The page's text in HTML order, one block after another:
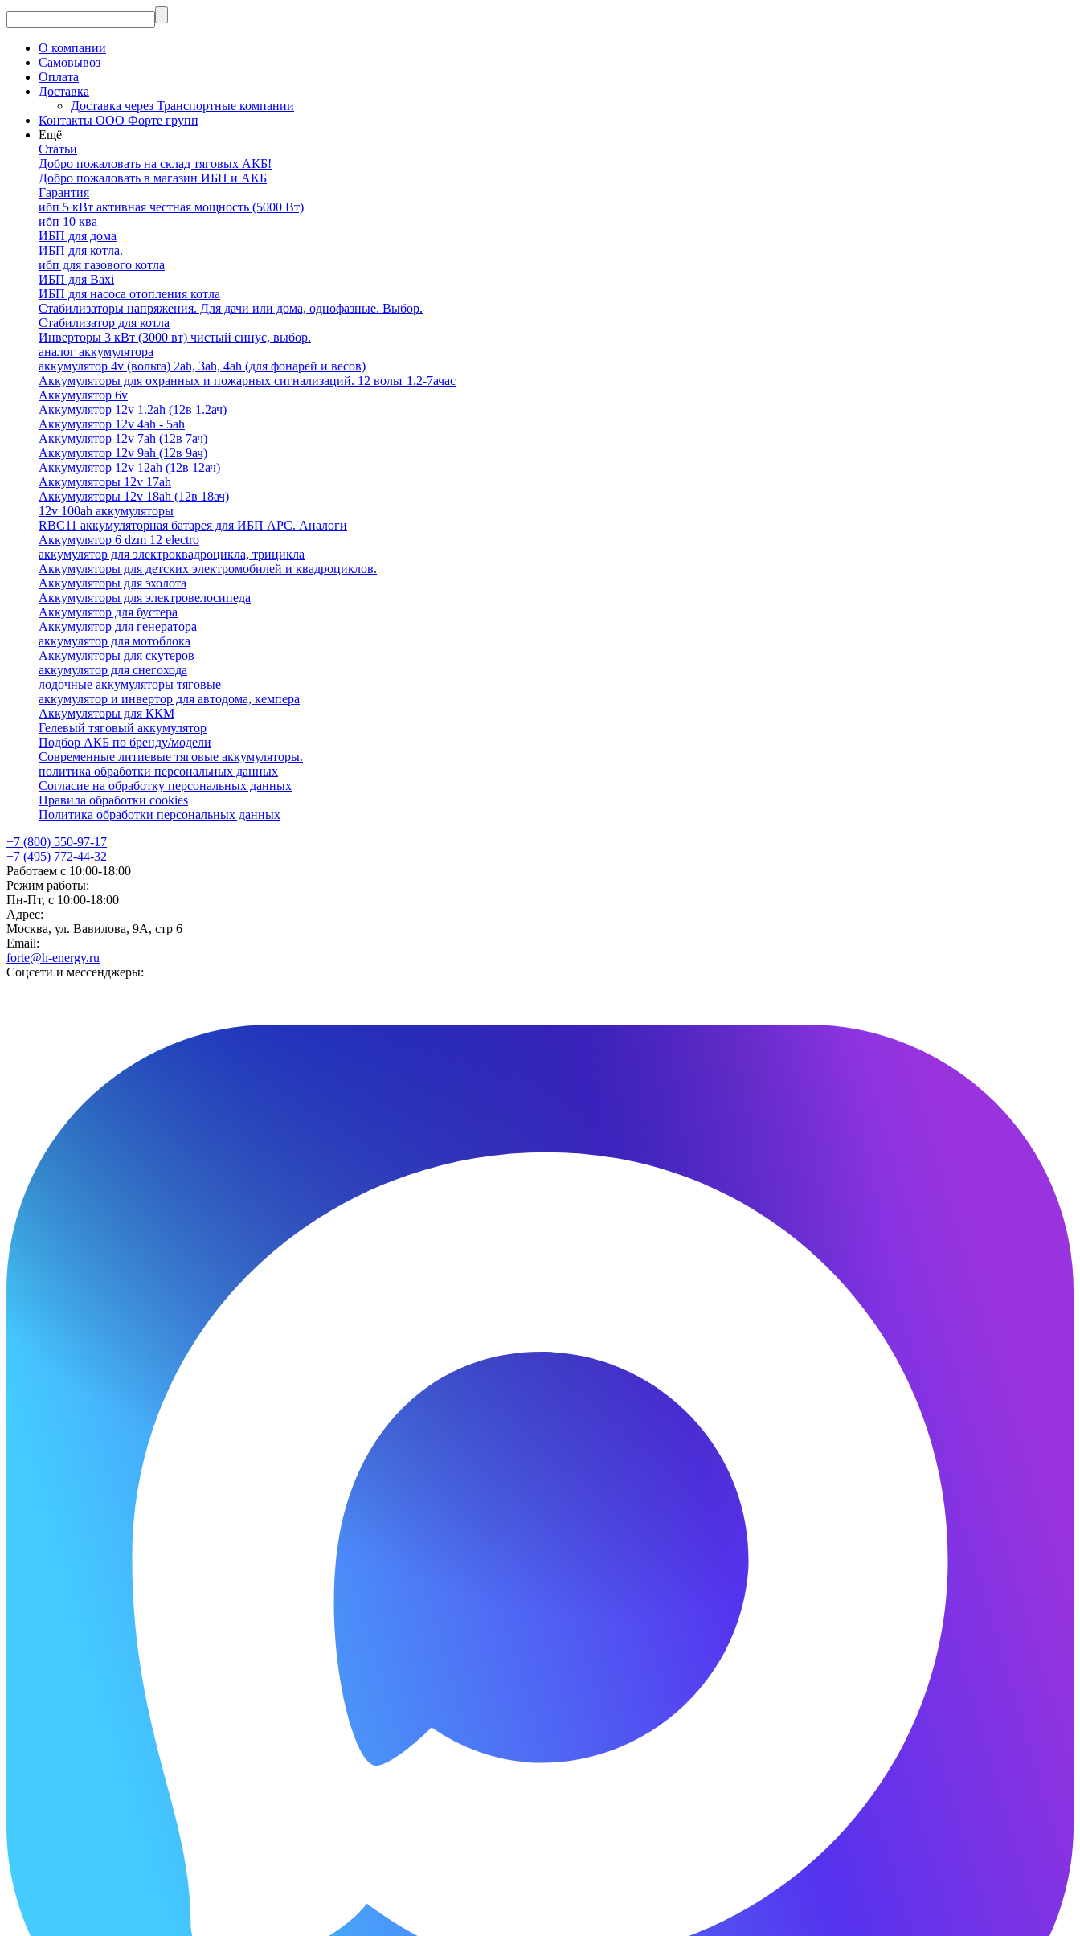
О компании
Самовывоз
Оплата
Доставка
Доставка через Транспортные компании
Контакты ООО Форте групп
Ещё
Статьи
Добро пожаловать на склад тяговых АКБ!
Добро пожаловать в магазин ИБП и АКБ
Гарантия
ибп 5 кВт активная честная мощность (5000 Вт)
ибп 10 ква
ИБП для дома
ИБП для котла.
ибп для газового котла
ИБП для Baxi
ИБП для насоса отопления котла
Стабилизаторы напряжения. Для дачи или дома, однофазные. Выбор.
Стабилизатор для котла
Инверторы 3 кВт (3000 вт) чистый синус, выбор.
аналог аккумулятора
аккумулятор 4v (вольта) 2ah, 3ah, 4ah (для фонарей и весов)
Аккумуляторы для охранных и пожарных сигнализаций. 12 вольт 1.2-7ачас
Аккумулятор 6v
Аккумулятор 12v 1.2ah (12в 1.2ач)
Аккумулятор 12v 4ah - 5ah
Аккумулятор 12v 7ah (12в 7ач)
Аккумулятор 12v 9ah (12в 9ач)
Аккумулятор 12v 12ah (12в 12ач)
Аккумуляторы 12v 17ah
Аккумуляторы 12v 18ah (12в 18ач)
12v 100ah аккумуляторы
RBC11 аккумуляторная батарея для ИБП APC. Аналоги
Аккумулятор 6 dzm 12 electro
аккумулятор для электроквадроцикла, трицикла
Аккумуляторы для детских электромобилей и квадроциклов.
Аккумуляторы для эхолота
Аккумуляторы для электровелосипеда
Аккумулятор для бустера
Аккумулятор для генератора
аккумулятор для мотоблока
Аккумуляторы для скутеров
аккумулятор для снегохода
лодочные аккумуляторы тяговые
аккумулятор и инвертор для автодома, кемпера
Аккумуляторы для ККМ
Гелевый тяговый аккумулятор
Подбор АКБ по бренду/модели
Современные литиевые тяговые аккумуляторы.
политика обработки персональных данных
Согласие на обработку персональных данных
Правила обработки cookies
Политика обработки персональных данных
+7 (800) 550-97-17
+7 (495) 772-44-32
Работаем с 10:00-18:00
Режим работы:
Пн-Пт, с 10:00-18:00
Адрес:
Москва, ул. Вавилова, 9А, стр 6
Email:
forte@h-energy.ru
Соцсети и мессенджеры: